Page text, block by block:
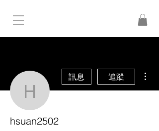
hsuan2502
訊息 追蹤
hsuan2502